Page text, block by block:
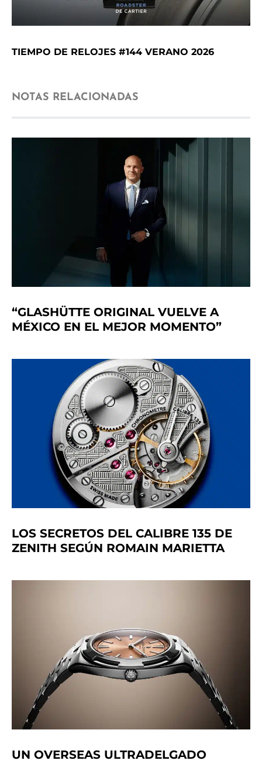
TIEMPO DE RELOJES #144 VERANO 2026
NOTAS RELACIONADAS
“GLASHÜTTE ORIGINAL VUELVE A
MÉXICO EN EL MEJOR MOMENTO”
LOS SECRETOS DEL CALIBRE 135 DE
ZENITH SEGÚN ROMAIN MARIETTA
UN OVERSEAS ULTRADELGADO